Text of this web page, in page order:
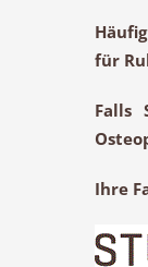
für
Falls
Ihre